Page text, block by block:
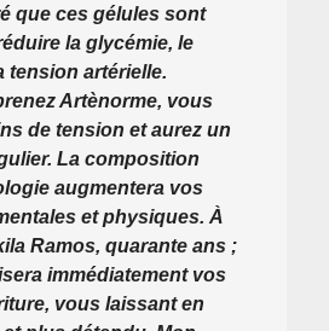
que ces gélules sont
la glycémie, le
tension artérielle.
Artènorme, vous
de tension et aurez un
La composition
augmentera vos
et physiques. À
Ramos, quarante ans ;
immédiatement vos
vous laissant en